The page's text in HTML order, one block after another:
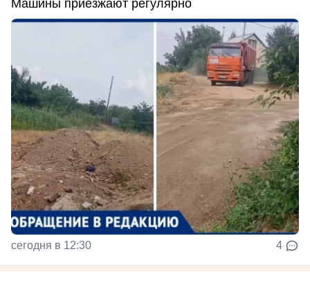
Машины приезжают регулярно
сегодня в 12:30 4